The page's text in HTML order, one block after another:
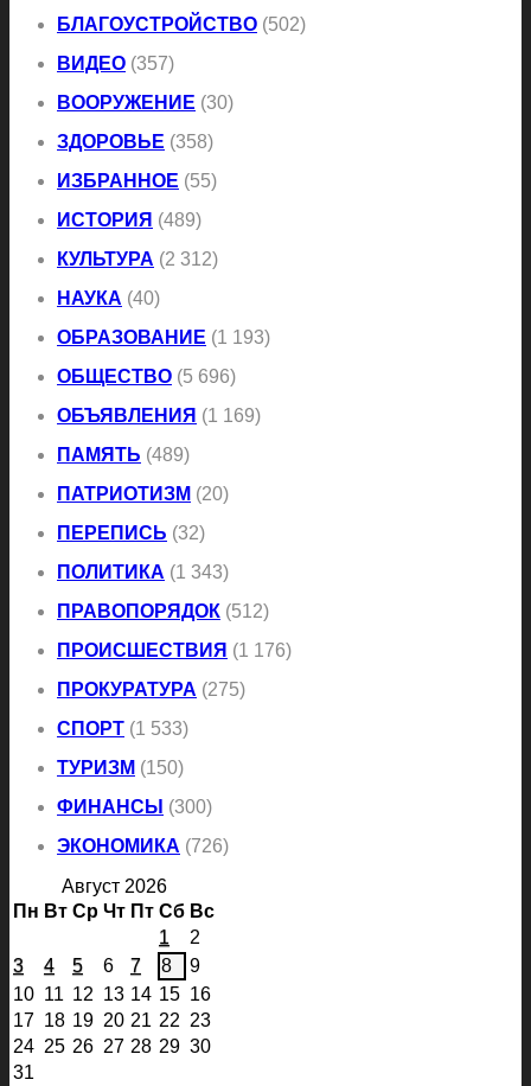
БЛАГОУСТРОЙСТВО (502)
ВИДЕО (357)
ВООРУЖЕНИЕ (30)
ЗДОРОВЬЕ (358)
ИЗБРАННОЕ (55)
ИСТОРИЯ (489)
КУЛЬТУРА (2 312)
НАУКА (40)
ОБРАЗОВАНИЕ (1 193)
ОБЩЕСТВО (5 696)
ОБЪЯВЛЕНИЯ (1 169)
ПАМЯТЬ (489)
ПАТРИОТИЗМ (20)
ПЕРЕПИСЬ (32)
ПОЛИТИКА (1 343)
ПРАВОПОРЯДОК (512)
ПРОИСШЕСТВИЯ (1 176)
ПРОКУРАТУРА (275)
СПОРТ (1 533)
ТУРИЗМ (150)
ФИНАНСЫ (300)
ЭКОНОМИКА (726)
Август 2026
Пн Вт Ср Чт Пт Сб Вс
1
2
3
4 5 6 7 8
9
10 11 12 13 14 15 16
17 18 19 20 21 22 23
24 25 26 27 28 29 30
31